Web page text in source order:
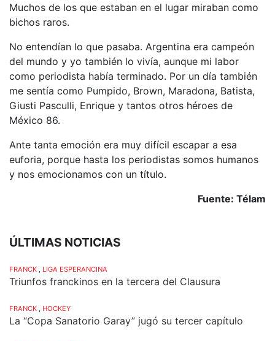
Muchos de los que estaban en el lugar miraban como
bichos raros.
No entendían lo que pasaba. Argentina era campeón
del mundo y yo también lo vivía, aunque mi labor
como periodista había terminado. Por un día también
me sentía como Pumpido, Brown, Maradona, Batista,
Giusti Pasculli, Enrique y tantos otros héroes de
México 86.
Ante tanta emoción era muy difícil escapar a esa
euforia, porque hasta los periodistas somos humanos
y nos emocionamos con un título.
Fuente: Télam
ÚLTIMAS NOTICIAS
FRANCK LIGA ESPERANCINA
Triunfos franckinos en la tercera del Clausura
FRANCK HOCKEY
La “Copa Sanatorio Garay” jugó su tercer capítulo